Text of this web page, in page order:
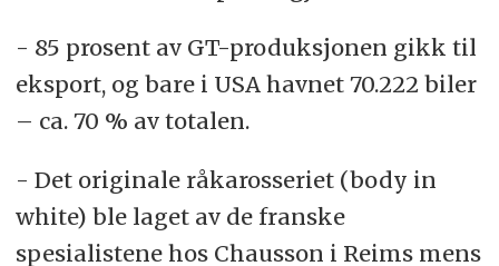
- 85 prosent av GT-produksjonen gikk til
eksport, og bare i USA havnet 70.222 biler
– ca. 70 % av totalen.
- Det originale råkarosseriet (body in
white) ble laget av de franske
spesialistene hos Chausson i Reims mens